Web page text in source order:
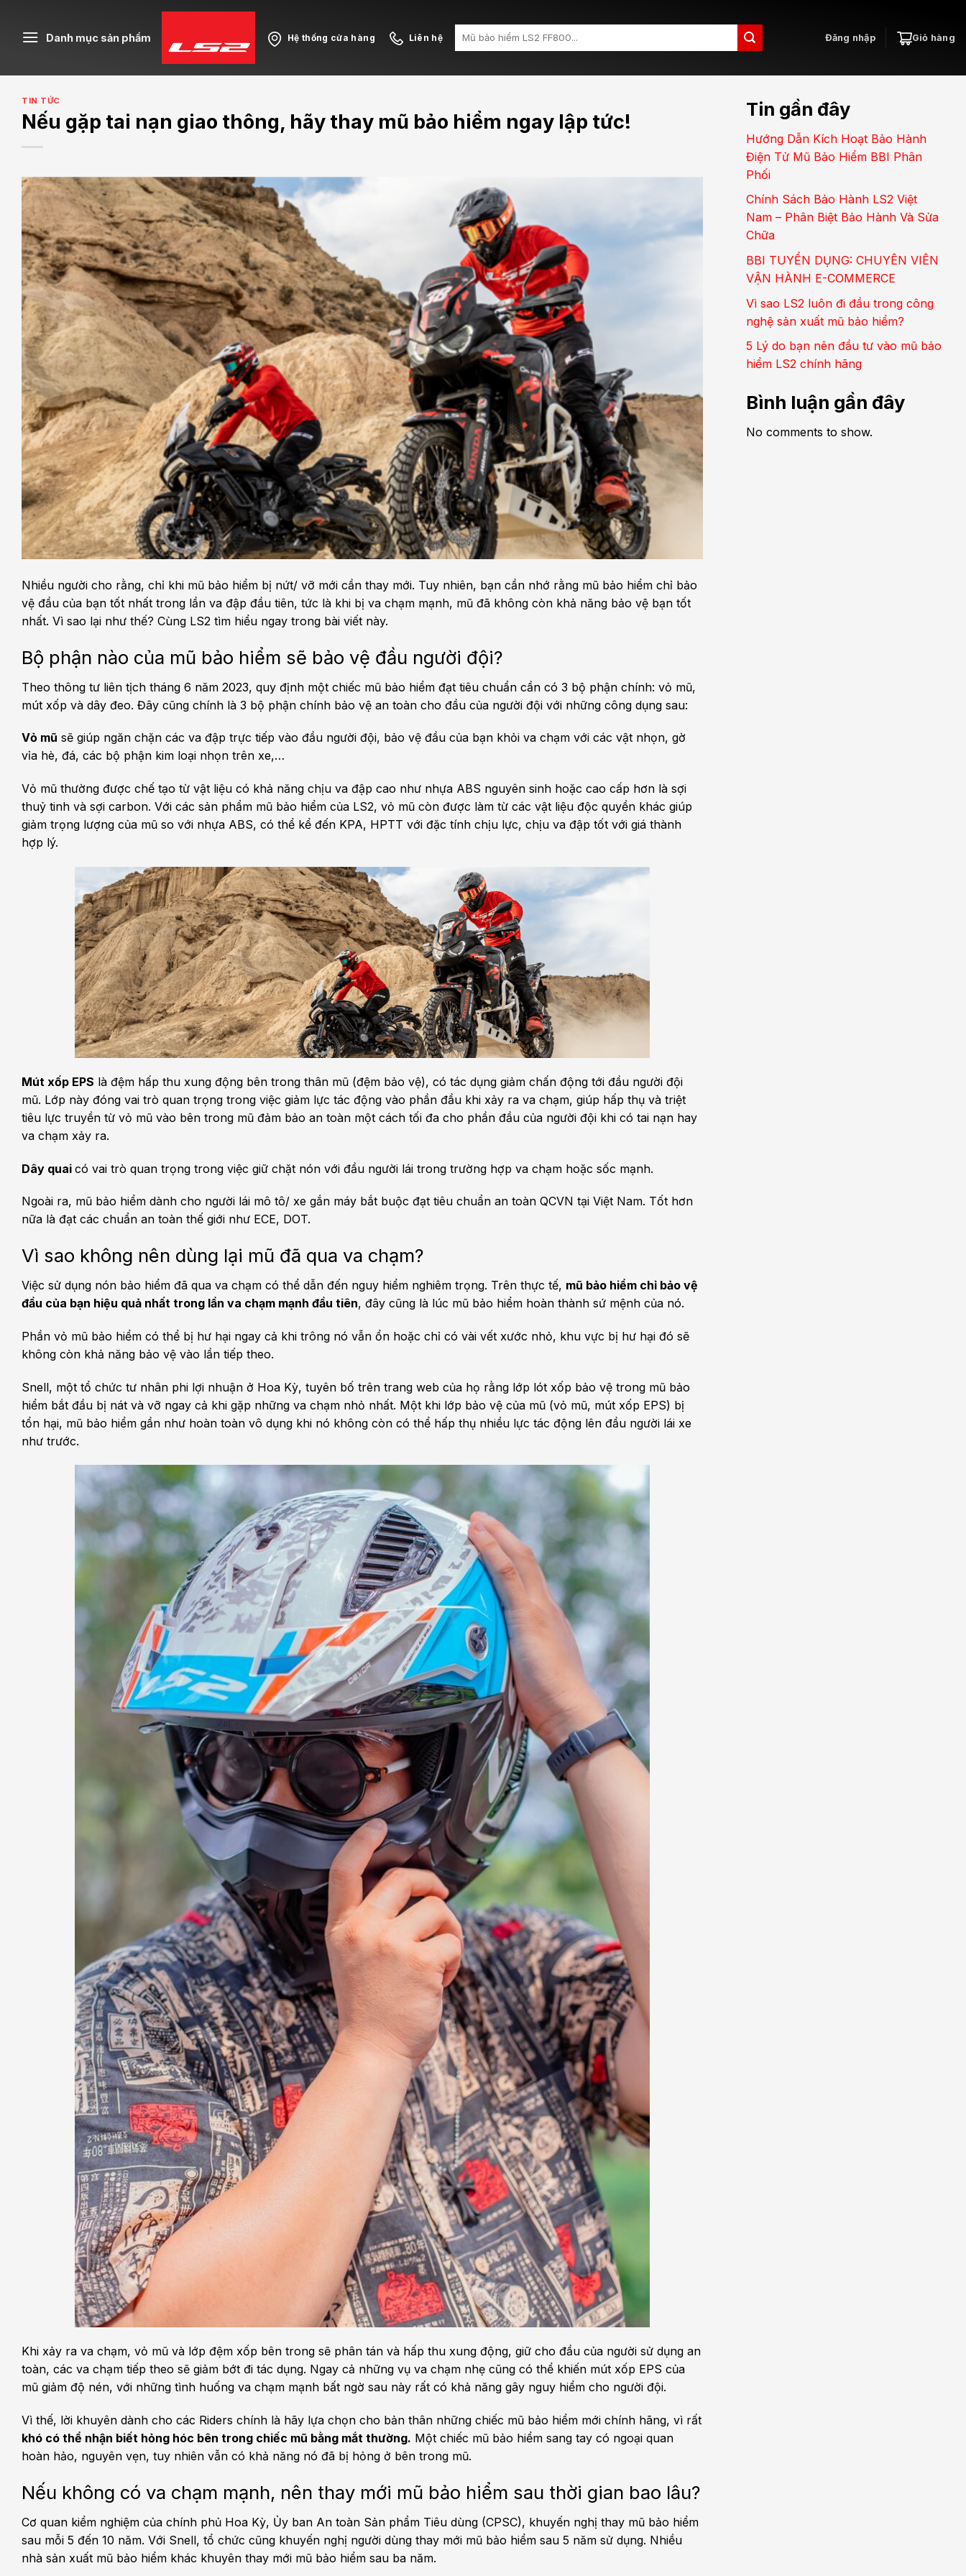
content
Danh mục sản phẩm Hệ thống cửa hàng Liên hệ
for:
Đăng nhập Giỏ hàng
TIN TỨC
Nếu gặp tai nạn giao thông, hãy thay mũ bảo hiểm ngay lập tức!
Nhiều người cho rằng, chỉ khi mũ bảo hiểm bị nứt/ vỡ mới cần thay mới. Tuy nhiên, bạn cần nhớ rằng mũ bảo hiểm chỉ bảo
vệ đầu của bạn tốt nhất trong lần va đập đầu tiên, tức là khi bị va chạm mạnh, mũ đã không còn khả năng bảo vệ bạn tốt
nhất. Vì sao lại như thế? Cùng LS2 tìm hiểu ngay trong bài viết này.
Bộ phận nào của mũ bảo hiểm sẽ bảo vệ đầu người đội?
Theo thông tư liên tịch tháng 6 năm 2023, quy định một chiếc mũ bảo hiểm đạt tiêu chuẩn cần có 3 bộ phận chính: vỏ mũ,
mút xốp và dây đeo. Đây cũng chính là 3 bộ phận chính bảo vệ an toàn cho đầu của người đội với những công dụng sau:
Vỏ mũ sẽ giúp ngăn chặn các va đập trực tiếp vào đầu người đội, bảo vệ đầu của bạn khỏi va chạm với các vật nhọn, gờ
vỉa hè, đá, các bộ phận kim loại nhọn trên xe,…
Vỏ mũ thường được chế tạo từ vật liệu có khả năng chịu va đập cao như nhựa ABS nguyên sinh hoặc cao cấp hơn là sợi
thuỷ tinh và sợi carbon. Với các sản phẩm mũ bảo hiểm của LS2, vỏ mũ còn được làm từ các vật liệu độc quyền khác giúp
giảm trọng lượng của mũ so với nhựa ABS, có thể kể đến KPA, HPTT với đặc tính chịu lực, chịu va đập tốt với giá thành
hợp lý.
Mút xốp EPS là đệm hấp thu xung động bên trong thân mũ (đệm bảo vệ), có tác dụng giảm chấn động tới đầu người đội
mũ. Lớp này đóng vai trò quan trọng trong việc giảm lực tác động vào phần đầu khi xảy ra va chạm, giúp hấp thụ và triệt
tiêu lực truyền từ vỏ mũ vào bên trong mũ đảm bảo an toàn một cách tối đa cho phần đầu của người đội khi có tai nạn hay
va chạm xảy ra.
Dây quai có vai trò quan trọng trong việc giữ chặt nón với đầu người lái trong trường hợp va chạm hoặc sốc mạnh.
Ngoài ra, mũ bảo hiểm dành cho người lái mô tô/ xe gắn máy bắt buộc đạt tiêu chuẩn an toàn QCVN tại Việt Nam. Tốt hơn
nữa là đạt các chuẩn an toàn thế giới như ECE, DOT.
Vì sao không nên dùng lại mũ đã qua va chạm?
Việc sử dụng nón bảo hiểm đã qua va chạm có thể dẫn đến nguy hiểm nghiêm trọng. Trên thực tế, mũ bảo hiểm chỉ bảo vệ
đầu của bạn hiệu quả nhất trong lần va chạm mạnh đầu tiên, đây cũng là lúc mũ bảo hiểm hoàn thành sứ mệnh của nó.
Phần vỏ mũ bảo hiểm có thể bị hư hại ngay cả khi trông nó vẫn ổn hoặc chỉ có vài vết xước nhỏ, khu vực bị hư hại đó sẽ
không còn khả năng bảo vệ vào lần tiếp theo.
Snell, một tổ chức tư nhân phi lợi nhuận ở Hoa Kỳ, tuyên bố trên trang web của họ rằng lớp lót xốp bảo vệ trong mũ bảo
hiểm bắt đầu bị nát và vỡ ngay cả khi gặp những va chạm nhỏ nhất. Một khi lớp bảo vệ của mũ (vỏ mũ, mút xốp EPS) bị
tổn hại, mũ bảo hiểm gần như hoàn toàn vô dụng khi nó không còn có thể hấp thụ nhiều lực tác động lên đầu người lái xe
như trước.
Khi xảy ra va chạm, vỏ mũ và lớp đệm xốp bên trong sẽ phân tán và hấp thu xung động, giữ cho đầu của người sử dụng an
toàn, các va chạm tiếp theo sẽ giảm bớt đi tác dụng. Ngay cả những vụ va chạm nhẹ cũng có thể khiến mút xốp EPS của
mũ giảm độ nén, với những tình huống va chạm mạnh bất ngờ sau này rất có khả năng gây nguy hiểm cho người đội.
Vì thế, lời khuyên dành cho các Riders chính là hãy lựa chọn cho bản thân những chiếc mũ bảo hiểm mới chính hãng, vì rất
khó có thể nhận biết hỏng hóc bên trong chiếc mũ bằng mắt thường. Một chiếc mũ bảo hiểm sang tay có ngoại quan
hoàn hảo, nguyên vẹn, tuy nhiên vẫn có khả năng nó đã bị hỏng ở bên trong mũ.
Nếu không có va chạm mạnh, nên thay mới mũ bảo hiểm sau thời gian bao lâu?
Cơ quan kiểm nghiệm của chính phủ Hoa Kỳ, Ủy ban An toàn Sản phẩm Tiêu dùng (CPSC), khuyến nghị thay mũ bảo hiểm
sau mỗi 5 đến 10 năm. Với Snell, tổ chức cũng khuyến nghị người dùng thay mới mũ bảo hiểm sau 5 năm sử dụng. Nhiều
nhà sản xuất mũ bảo hiểm khác khuyên thay mới mũ bảo hiểm sau ba năm.
Tin gần đây
Hướng Dẫn Kích Hoạt Bảo Hành
Điện Tử Mũ Bảo Hiểm BBI Phân
Phối
Chính Sách Bảo Hành LS2 Việt
Nam – Phân Biệt Bảo Hành Và Sửa
Chữa
BBI TUYỂN DỤNG: CHUYÊN VIÊN
VẬN HÀNH E-COMMERCE
Vì sao LS2 luôn đi đầu trong công
nghệ sản xuất mũ bảo hiểm?
5 Lý do bạn nên đầu tư vào mũ bảo
hiểm LS2 chính hãng
Bình luận gần đây
No comments to show.